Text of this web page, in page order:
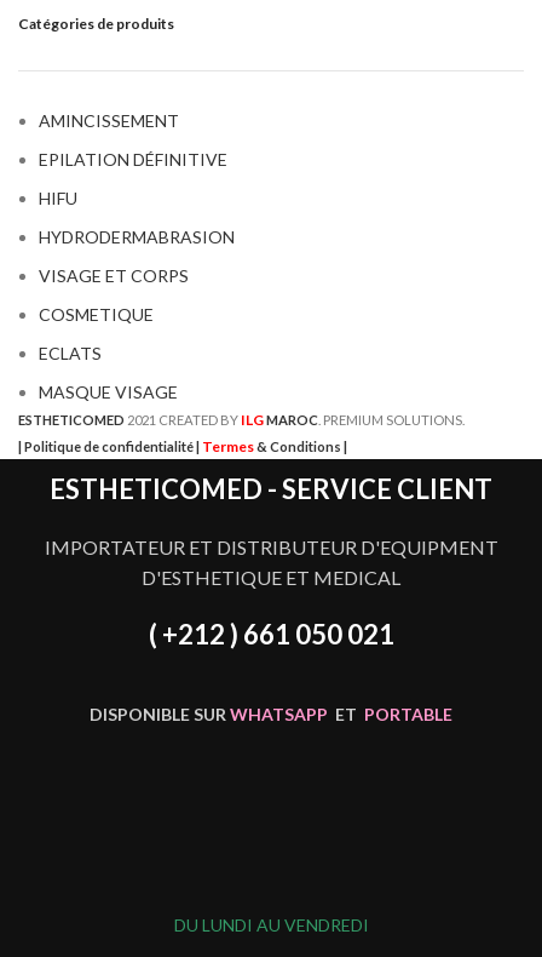
Catégories de produits
AMINCISSEMENT
EPILATION DÉFINITIVE
HIFU
HYDRODERMABRASION
VISAGE ET CORPS
COSMETIQUE
ECLATS
MASQUE VISAGE
ESTHETICOMED 2021 CREATED BY ILGMAROC . PREMIUM SOLUTIONS.
| Politique de confidentialité | Termes& Conditions |
ESTHETICOMED - SERVICE CLIENT
IMPORTATEUR ET DISTRIBUTEUR D'EQUIPMENT
D'ESTHETIQUE ET MEDICAL
( +212 ) 661 050 021
DISPONIBLE SUR WHATSAPP ET PORTABLE
DU LUNDI AU VENDREDI